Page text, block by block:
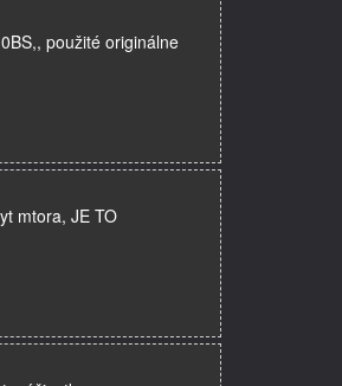
použité originálne
mtora, JE TO